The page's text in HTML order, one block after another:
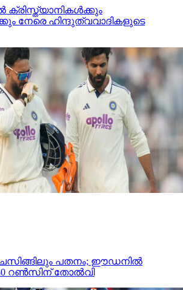
ക്രിസ്ത്യാനികള്‍ക്കും
നേരെ ഹിന്ദുത്വവാദികളുടെ
പതനം; ഈഡനില്‍
റണ്‍സിന് തോല്‍വി